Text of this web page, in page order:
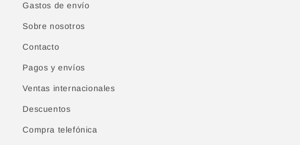
Gastos de envío
Sobre nosotros
Contacto
Pagos y envíos
Ventas internacionales
Descuentos
Compra telefónica